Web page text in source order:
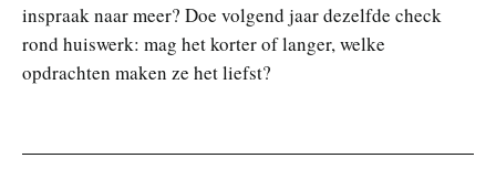
inspraak naar meer? Doe volgend jaar dezelfde check
rond huiswerk: mag het korter of langer, welke
opdrachten maken ze het liefst?